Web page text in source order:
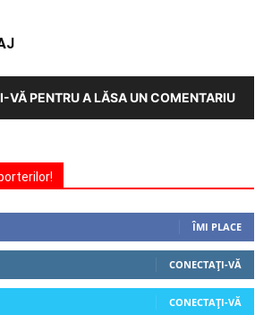
VĂ PENTRU A LĂSA UN COMENTARIU
ÎMI PLACE
CONECTAȚI-VĂ
CONECTAȚI-VĂ